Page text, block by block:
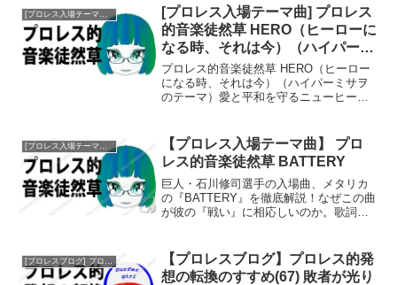
ダクション行きがけの関門トンネル故障
車通...
[プロレス入場テーマ曲]プロレス的音楽徒然草
[プロレス入場テーマ曲] プロレス
的音楽徒然草 HERO（ヒーローに
なる時、それは今）（ハイパーミ
サヲのテーマ）
プロレス的音楽徒然草 HERO（ヒーロー
になる時、それは今）（ハイパーミサヲ
のテーマ）愛と平和を守るニューヒーロ
代テーマにして、2021年1月現在も再度使
用中である、甲...
[プロレス入場テーマ曲]プロレス的音楽徒然草
【プロレス入場テーマ曲】 プロ
レス的音楽徒然草 BATTERY
巨人・石川修司選手の入場曲、メタリカ
の『BATTERY』を徹底解説！なぜこの曲
が彼の『戦い』に相応しいのか。歌詞に
ーリング選手との死闘まで、その魅力を
熱く綴ります。
【プロレスブログ】プロレス的発
想の転換のすすめ(67) 敗者が光り